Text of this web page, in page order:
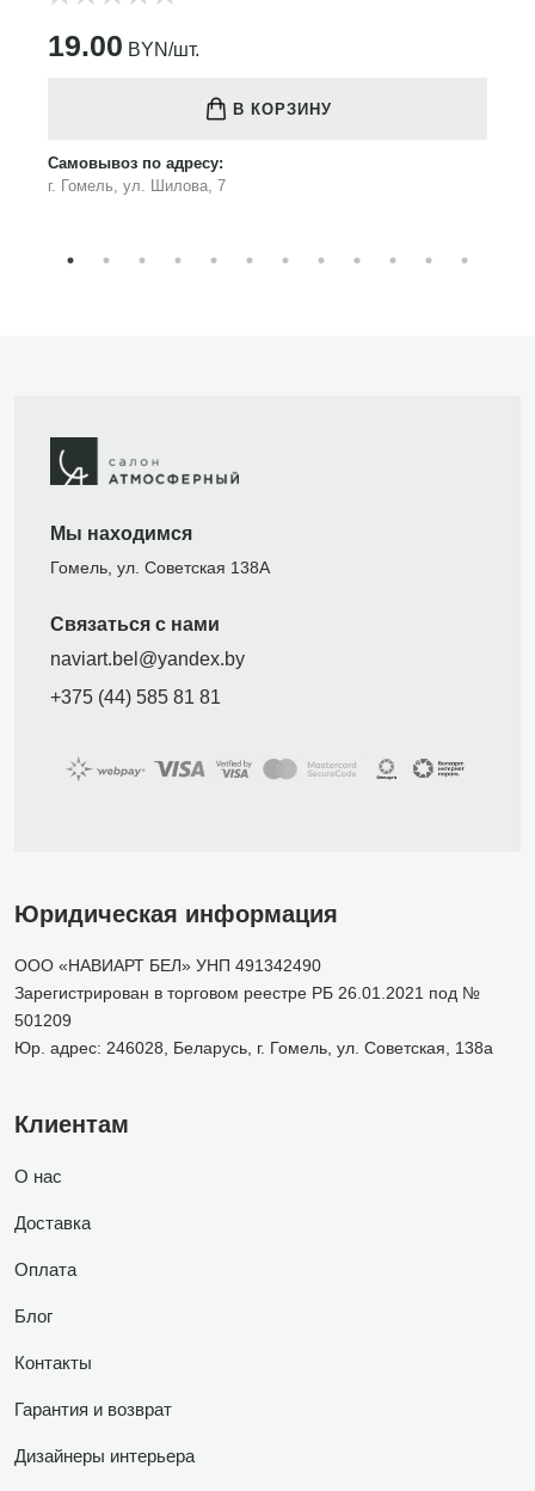
19.00 BYN/шт.
В КОРЗИНУ
Самовывоз по адресу:
г. Гомель, ул. Шилова, 7
Мы находимся
Гомель, ул. Советская 138А
Связаться с нами
naviart.bel@yandex.by
+375 (44) 585 81 81
Юридическая информация
ООО «НАВИАРТ БЕЛ» УНП 491342490
Зарегистрирован в торговом реестре РБ 26.01.2021 под №
501209
Юр. адрес: 246028, Беларусь, г. Гомель, ул. Советская, 138а
Клиентам
О нас
Доставка
Оплата
Блог
Контакты
Гарантия и возврат
Дизайнеры интерьера